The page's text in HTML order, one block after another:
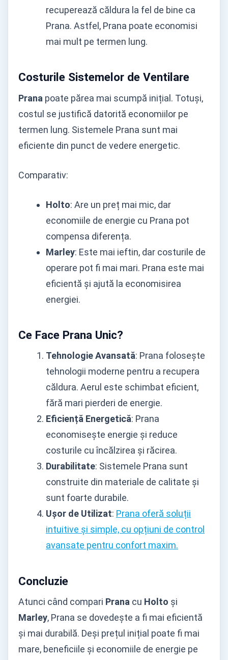
recuperează căldura la fel de bine ca
Prana. Astfel, Prana poate economisi
mai mult pe termen lung.
Costurile Sistemelor de Ventilare
Prana poate părea mai scumpă inițial. Totuși,
costul se justifică datorită economiilor pe
termen lung. Sistemele Prana sunt mai
eficiente din punct de vedere energetic.
Comparativ:
Holto: Are un preț mai mic, dar
economiile de energie cu Prana pot
compensa diferența.
Marley: Este mai ieftin, dar costurile de
operare pot fi mai mari. Prana este mai
eficientă și ajută la economisirea
energiei.
Ce Face Prana Unic?
Tehnologie Avansată: Prana folosește
tehnologii moderne pentru a recupera
căldura. Aerul este schimbat eficient,
fără mari pierderi de energie.
Eficiență Energetică: Prana
economisește energie și reduce
costurile cu încălzirea și răcirea.
Durabilitate: Sistemele Prana sunt
construite din materiale de calitate și
sunt foarte durabile.
Ușor de Utilizat: Prana oferă soluții
intuitive și simple, cu opțiuni de control
avansate pentru confort maxim.
Concluzie
Atunci când compari Prana cu Holto și
Marley, Prana se dovedește a fi mai eficientă
și mai durabilă. Deși prețul inițial poate fi mai
mare, beneficiile și economiile de energie pe